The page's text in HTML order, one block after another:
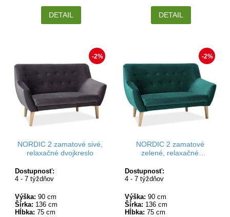
DETAIL DETAIL
-2%
NORDIC 2 zamatové sivé,
relaxačné dvojkreslo
Dostupnosť:
4 - 7 týždňov
Výška: 90 cm
Šírka: 136 cm
Hĺbka: 75 cm
-2%
NORDIC 2 zamatové
zelené, relaxačné
Dostupnosť:
4 - 7 týždňov
Výška: 90 cm
Šírka: 136 cm
Hĺbka: 75 cm